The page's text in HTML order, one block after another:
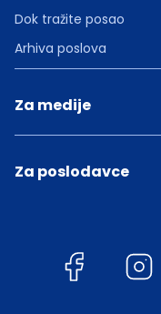
Dok tražite posao
Arhiva poslova
Za medije
Za poslodavce